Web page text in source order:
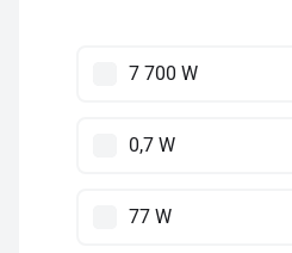
7 700 W
0,7 W
77 W